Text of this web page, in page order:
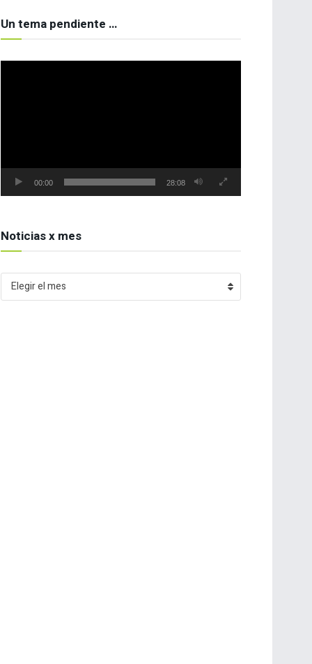
Un tema pendiente …
00:00 28:08
Noticias x mes
Noticias
Elegir el mes